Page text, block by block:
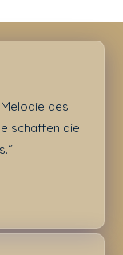
des
schaffen die